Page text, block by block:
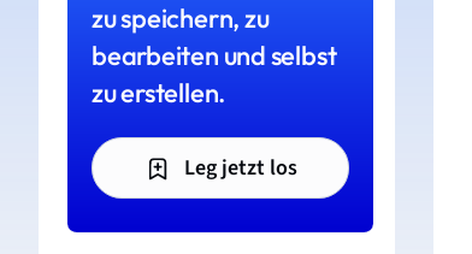
zu speichern, zu
bearbeiten und selbst
zu erstellen.
Leg jetzt los